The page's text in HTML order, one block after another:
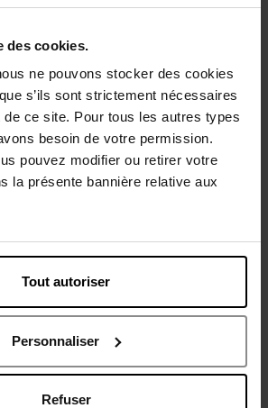
des cookies.
ne pouvons stocker des cookies
s’ils sont strictement nécessaires
de ce site. Pour tous les autres types
besoin de votre permission.
pouvez modifier ou retirer votre
la présente bannière relative aux
Tout autoriser
Personnaliser
Refuser
aimerez peut-être
Eau de parfum
Voir la fiche